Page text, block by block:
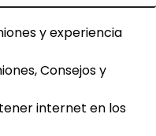
y experiencia
Consejos y
tener internet en los